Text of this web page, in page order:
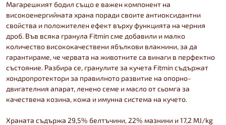
Магарешкият бодил също е важен компонент на
високоенергийната храна поради своите антиоксидантни
свойства и положителен ефект върху функцията на черния
дроб. Във всяка гранула Fitmin сме добавили и малко
количество висококачествени ябълкови влакнини, за да
гарантираме, че червата на животните са винаги в перфектно
състояние. Разбира се, гранулите за кучета Fitmin съдържат
хондропротектори за правилното развитие на опорно-
двигателния апарат, ленено семе и масло от сьомга за
качествена козина, кожа и имунна система на кучето.
Храната съдържа 29,5% белтъчини, 22% мазнини и 17,2 MJ/kg